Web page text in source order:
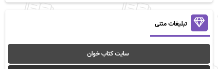
تبلیغات متنی
سایت کتاب خوان